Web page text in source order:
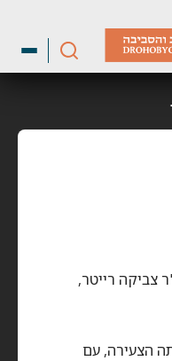
צביקה רייטר,
הצעירה, עם